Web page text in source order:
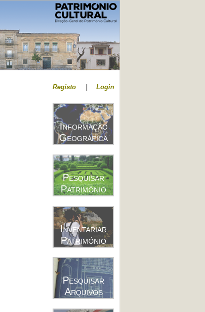
Registo Login
Informação
Geográfica
Pesquisar
Património
Inventariar
Património
Pesquisar
Arquivos